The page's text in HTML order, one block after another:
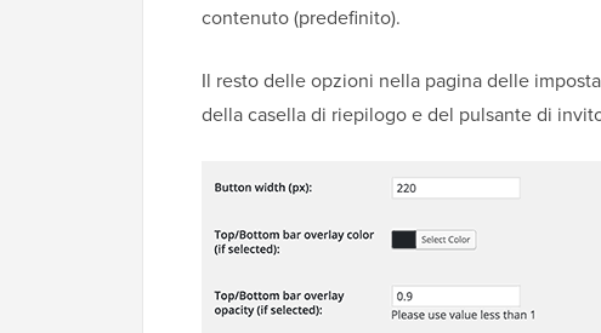
contenuto (predefinito).
Il resto delle opzioni nella pagina delle
della casella di riepilogo e del pulsante di